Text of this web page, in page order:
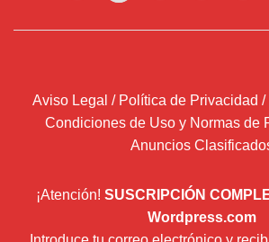
Aviso Legal / Política de Privacidad
Condiciones de Uso y Normas de
Anuncios
¡Atención! SUSCRIPCIÓN
Wordpress.com